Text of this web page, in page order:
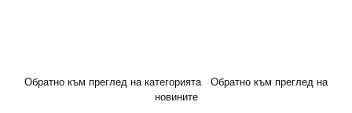
Обратно към преглед на категорията
Обратно към преглед на
новините